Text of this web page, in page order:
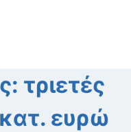
τριετές
ευρώ